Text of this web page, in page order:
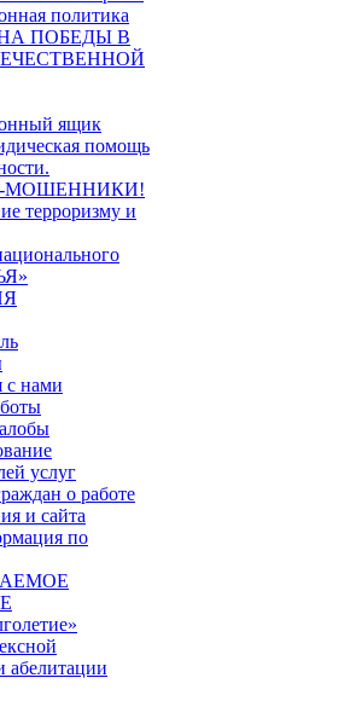
политика
ПОБЕДЫ В
ящик
помощь
МОШЕННИКИ!
терроризму и
с нами
услуг
о работе
и сайта
по
абелитации